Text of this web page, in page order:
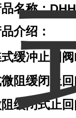
名称：
介绍：
缓冲止回阀
阻缓闭止
缓闭式止